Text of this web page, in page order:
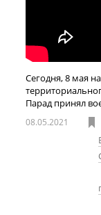
Сегодня, 8 мая
Парад принял
08.05.2021